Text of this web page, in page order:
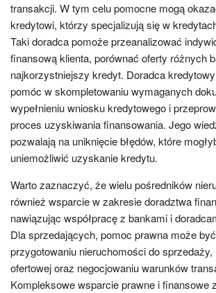
transakcji. W tym celu pomocne mogą
kredytowi, którzy specjalizują się w
Taki doradca pomoże przeanalizować
finansową klienta, porównać oferty różnych
najkorzystniejszy kredyt. Doradca
pomóc w skompletowaniu wymaganych
wypełnieniu wniosku kredytowego i
proces uzyskiwania finansowania. Jego
pozwalają na uniknięcie błędów, które
uniemożliwić uzyskanie kredytu.
Warto zaznaczyć, że wielu pośredników
również wsparcie w zakresie doradztwa
nawiązując współpracę z bankami i
Dla sprzedających, pomoc prawna może
przygotowaniu nieruchomości do sprzedaży,
ofertowej oraz negocjowaniu warunków
Kompleksowe wsparcie prawne i finansowe